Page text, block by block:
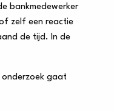
bankmedewerker
zelf een reactie
de tijd. In de
onderzoek gaat